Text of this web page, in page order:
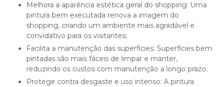
Melhora a aparência estética geral do shopping: Uma
pintura bem executada renova a imagem do
shopping, criando um ambiente mais agradável e
convidativo para os visitantes;
Facilita a manutenção das superfícies: Superfícies bem
pintadas são mais fáceis de limpar e manter,
reduzindo os custos com manutenção a longo prazo;
Protege contra desgaste e uso intenso: A pintura